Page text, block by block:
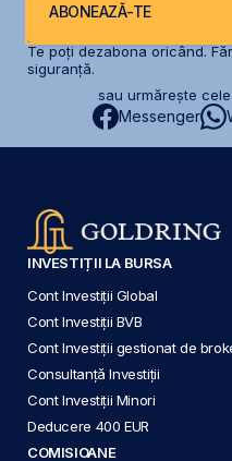
ABONEAZĂ-TE
Te poți dezabona oricând.
siguranță.
sau urmărește
Messenger
INVESTIȚII LA BURSA
Cont Investiții Global
Cont Investiții BVB
Cont Investiții gestionat de
Consultanță Investiții
Cont Investiții Minori
Deducere 400 EUR
COMISIOANE